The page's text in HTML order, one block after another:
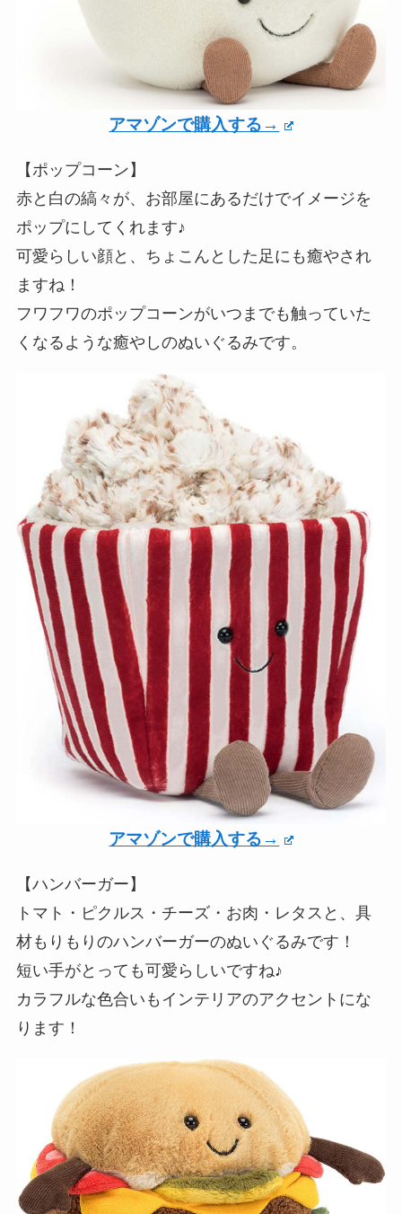
アマゾンで購入する→
【ポップコーン】
赤と白の縞々が、お部屋にあるだけでイメージを
ポップにしてくれます♪
可愛らしい顔と、ちょこんとした足にも癒やされ
ますね！
フワフワのポップコーンがいつまでも触っていた
くなるような癒やしのぬいぐるみです。
アマゾンで購入する→
【ハンバーガー】
トマト・ピクルス・チーズ・お肉・レタスと、具
材もりもりのハンバーガーのぬいぐるみです！
短い手がとっても可愛らしいですね♪
カラフルな色合いもインテリアのアクセントにな
ります！